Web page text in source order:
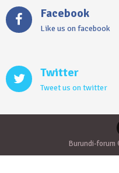
Facebook
Like us on facebook
Twitter
Tweet us on twitter
Burundi-forum